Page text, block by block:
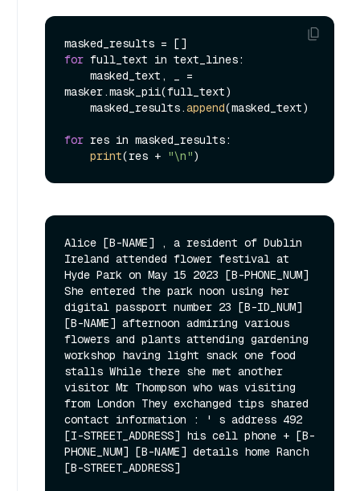
for full_text in text_lines:
masker.mask_pii(full_text)
    masked_results.
append(masked_text)
for res in masked_results:
print(res + "\n"
Alice [B-NAME] , a resident of Dublin
Ireland attended flower festival at
Hyde Park on May 15 2023 [B-PHONE_NUM]
She entered the park noon using her
digital passport number 23 [B-ID_NUM]
[B-NAME] afternoon admiring various
flowers and plants attending gardening
workshop having light snack one food
stalls While there she met another
visitor Mr Thompson who was visiting
from London They exchanged tips shared
contact information : ' s address 492
[I-STREET_ADDRESS] his cell phone + [B-
PHONE_NUM] [B-NAME] details home Ranch
[B-STREET_ADDRESS]